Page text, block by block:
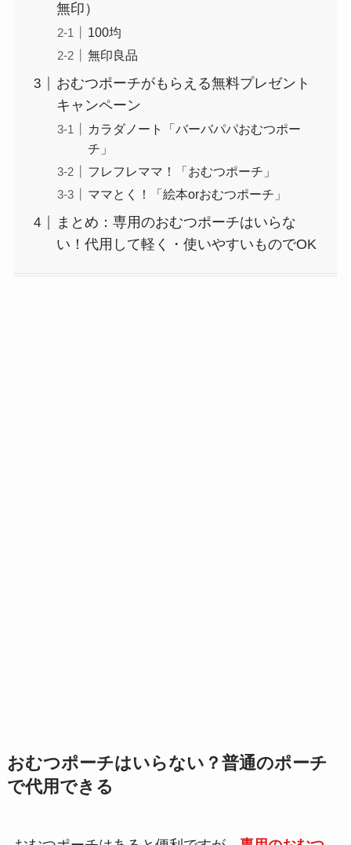
無印）
100均
無印良品
おむつポーチがもらえる無料プレゼント
キャンペーン
カラダノート「バーバパパおむつポー
チ」
フレフレママ！「おむつポーチ」
ママとく！「絵本orおむつポーチ」
まとめ：専用のおむつポーチはいらな
い！代用して軽く・使いやすいものでOK
おむつポーチはいらない？普通のポーチ
で代用できる